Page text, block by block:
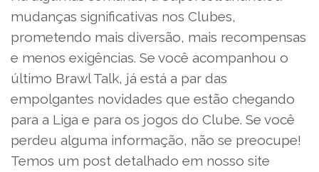
mudanças significativas nos Clubes,
prometendo mais diversão, mais recompensas
e menos exigências. Se você acompanhou o
último Brawl Talk, já está a par das
empolgantes novidades que estão chegando
para a Liga e para os jogos do Clube. Se você
perdeu alguma informação, não se preocupe!
Temos um post detalhado em nosso site